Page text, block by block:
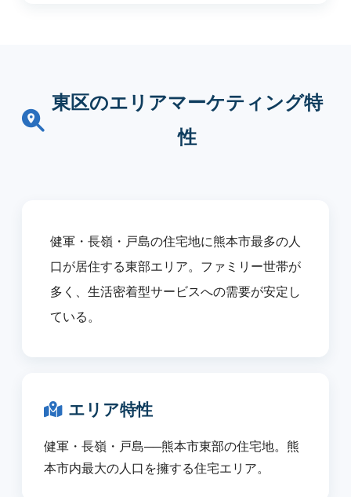
東区のエリアマーケティング特
性
健軍・長嶺・戸島の住宅地に熊本市最多の人
口が居住する東部エリア。ファミリー世帯が
多く、生活密着型サービスへの需要が安定し
ている。
エリア特性
健軍・長嶺・戸島──熊本市東部の住宅地。熊
本市内最大の人口を擁する住宅エリア。